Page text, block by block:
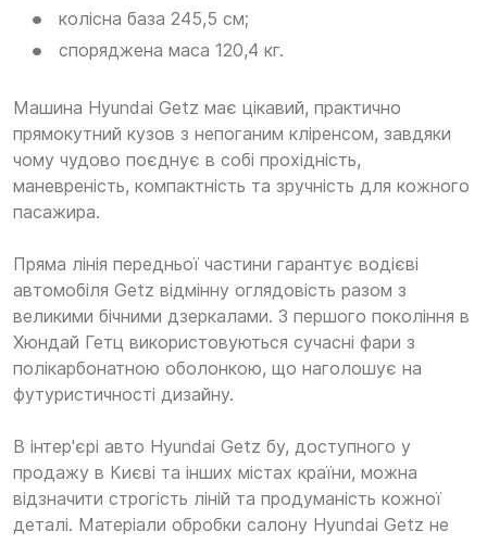
колісна база 245,5 см;
споряджена маса 120,4 кг.
Машина Hyundai Getz має цікавий, практично
прямокутний кузов з непоганим кліренсом, завдяки
чому чудово поєднує в собі прохідність,
маневреність, компактність та зручність для кожного
пасажира.
Пряма лінія передньої частини гарантує водієві
автомобіля Getz відмінну оглядовість разом з
великими бічними дзеркалами. З першого покоління в
Хюндай Гетц використовуються сучасні фари з
полікарбонатною оболонкою, що наголошує на
футуристичності дизайну.
В інтер'єрі авто Hyundai Getz бу, доступного у
продажу в Києві та інших містах країни, можна
відзначити строгість ліній та продуманість кожної
деталі. Матеріали обробки салону Hyundai Getz не